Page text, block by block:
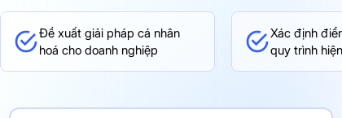
Xác định
quy trình hiện
Đề xuất giải pháp cá nhân
hoá cho doanh nghiệp